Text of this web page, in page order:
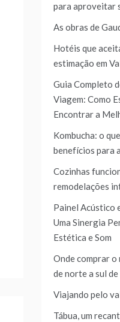
para aproveitar
As obras de
Hotéis que
estimação em
Guia Completo
Viagem: Como
Encontrar a
Kombucha: o
benefícios para
Cozinhas
remodelações
Painel Acústico
Uma Sinergia
Estética e Som
Onde comprar
de norte a sul
Viajando pelo
Tábua, um